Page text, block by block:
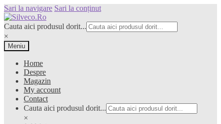
Sari la navigare Sari la conținut
Cauta aici produsul dorit...
×
Meniu
Home
Despre
Magazin
My account
Contact
Cauta aici produsul dorit...
×